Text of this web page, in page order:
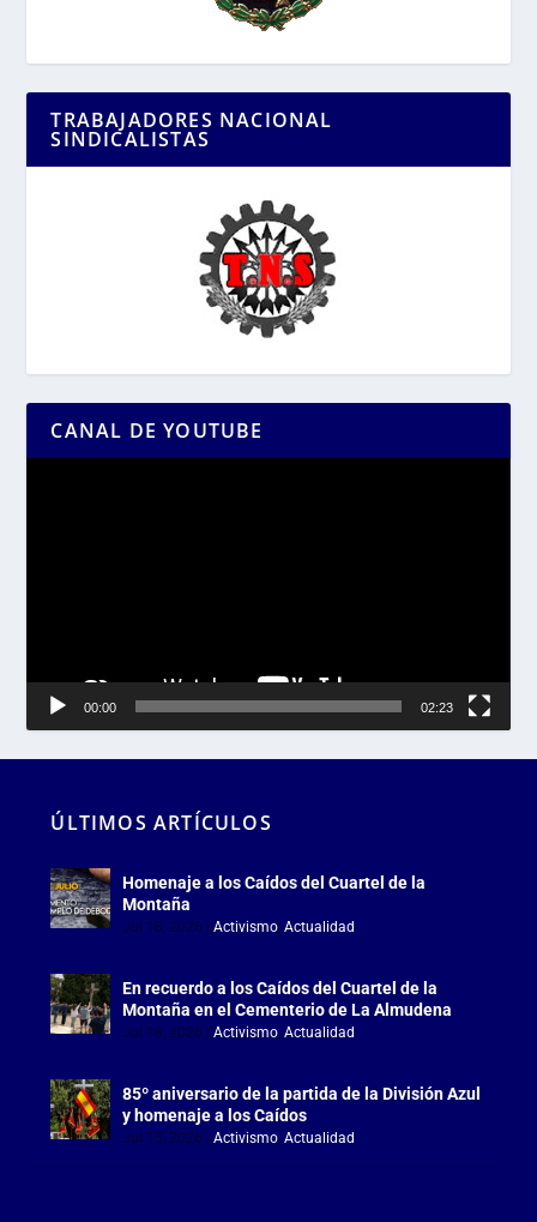
TRABAJADORES NACIONAL
SINDICALISTAS
CANAL DE YOUTUBE
00:00 02:23
ÚLTIMOS ARTÍCULOS
Homenaje a los Caídos del Cuartel de la
Montaña
Jul 18, 2026 |Activismo,Actualidad
En recuerdo a los Caídos del Cuartel de la
Montaña en el Cementerio de La Almudena
Jul 18, 2026 |Activismo,Actualidad
85º aniversario de la partida de la División Azul
y homenaje a los Caídos
Jul 15, 2026 |Activismo,Actualidad